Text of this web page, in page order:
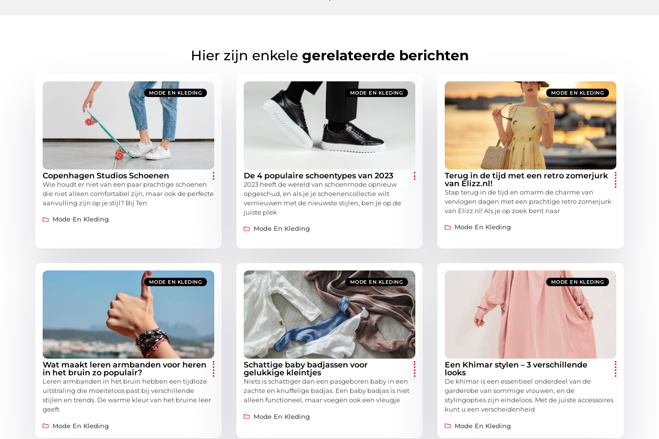
Hier zijn enkele gerelateerde berichten
MODE EN KLEDING
Copenhagen Studios Schoenen
Wie houdt er niet van een paar prachtige schoenen
die niet alleen comfortabel zijn, maar ook de perfecte
aanvulling zijn op je stijl? Bij Ten
Mode En Kleding
MODE EN KLEDING
De 4 populaire schoentypes van 2023
2023 heeft de wereld van schoenmode opnieuw
opgeschud, en als je je schoenencollectie wilt
vernieuwen met de nieuwste stijlen, ben je op de
juiste plek
Mode En Kleding
MODE EN KLEDING
Terug in de tijd met een retro zomerjurk
van Elizz.nl!
Stap terug in de tijd en omarm de charme van
vervlogen dagen met een prachtige retro zomerjurk
van Elizz.nl! Als je op zoek bent naar
Mode En Kleding
MODE EN KLEDING
Wat maakt leren armbanden voor heren
in het bruin zo populair?
Leren armbanden in het bruin hebben een tijdloze
uitstraling die moeiteloos past bij verschillende
stijlen en trends. De warme kleur van het bruine leer
geeft
Mode En Kleding
MODE EN KLEDING
Schattige baby badjassen voor
gelukkige kleintjes
Niets is schattiger dan een pasgeboren baby in een
zachte en knuffelige badjas. Een baby badjas is niet
alleen functioneel, maar voegen ook een vleugje
Mode En Kleding
MODE EN KLEDING
Een Khimar stylen – 3 verschillende
looks
De khimar is een essentieel onderdeel van de
garderobe van sommige vrouwen, en de
stylingopties zijn eindeloos. Met de juiste accessoires
kunt u een verscheidenheid
Mode En Kleding